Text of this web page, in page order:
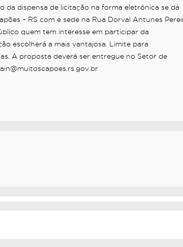
da dispensa de licitação na forma eletrônica se dá
– RS com e sede na Rua Dorval Antunes
quem tem interesse em participar da
escolherá a mais vantajosa. Limite para
A proposta deverá ser entregue no Setor de